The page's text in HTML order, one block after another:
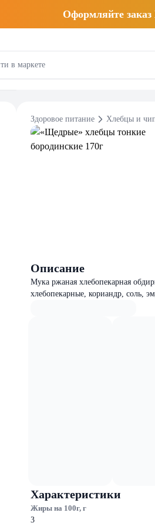
Оформляйте
Здоровое питание Хлебцы и
Описание
Мука ржаная хлебопекарная
хлебопекарные, кориандр, соль,
Характеристики
Жиры на 100г, г
3